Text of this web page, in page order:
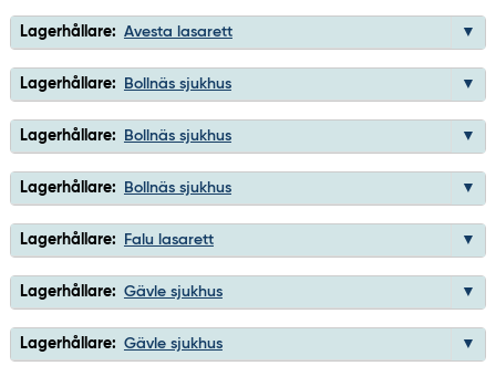
Lagerhållare: Avesta lasarett
Lagerhållare: Bollnäs sjukhus
Lagerhållare: Bollnäs sjukhus
Lagerhållare: Bollnäs sjukhus
Lagerhållare: Falu lasarett
Lagerhållare: Gävle sjukhus
Lagerhållare: Gävle sjukhus